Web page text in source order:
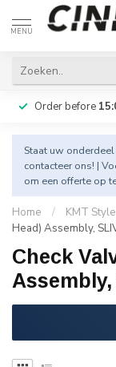
MENU
Order before
Staat uw
contacteer ons! |
om een offerte op
Home / KMT Style
Head) Assembly,
Check